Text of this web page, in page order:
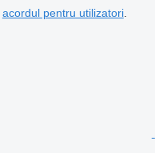
acordul pentru utilizatori.